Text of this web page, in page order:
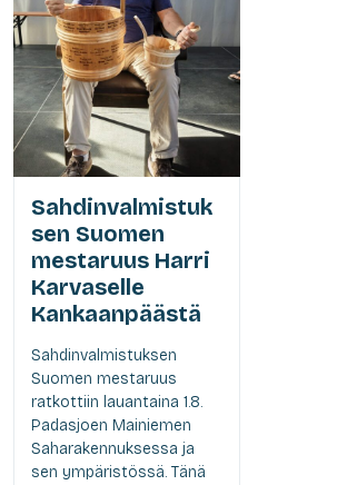
Sahdinvalmistuk
sen Suomen
mestaruus Harri
Karvaselle
Kankaanpäästä
Sahdinvalmistuksen
Suomen mestaruus
ratkottiin lauantaina 1.8.
Padasjoen Mainiemen
Saharakennuksessa ja
sen ympäristössä. Tänä